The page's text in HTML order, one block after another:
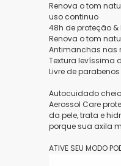
Renova o tom
uso continuo
48h de proteção
Renova o tom
Antimanchas nas
Textura levíssima
Livre de
Autocuidado
Aerossol Care
da pele, trata e
porque sua axila
ATIVE SEU MODO